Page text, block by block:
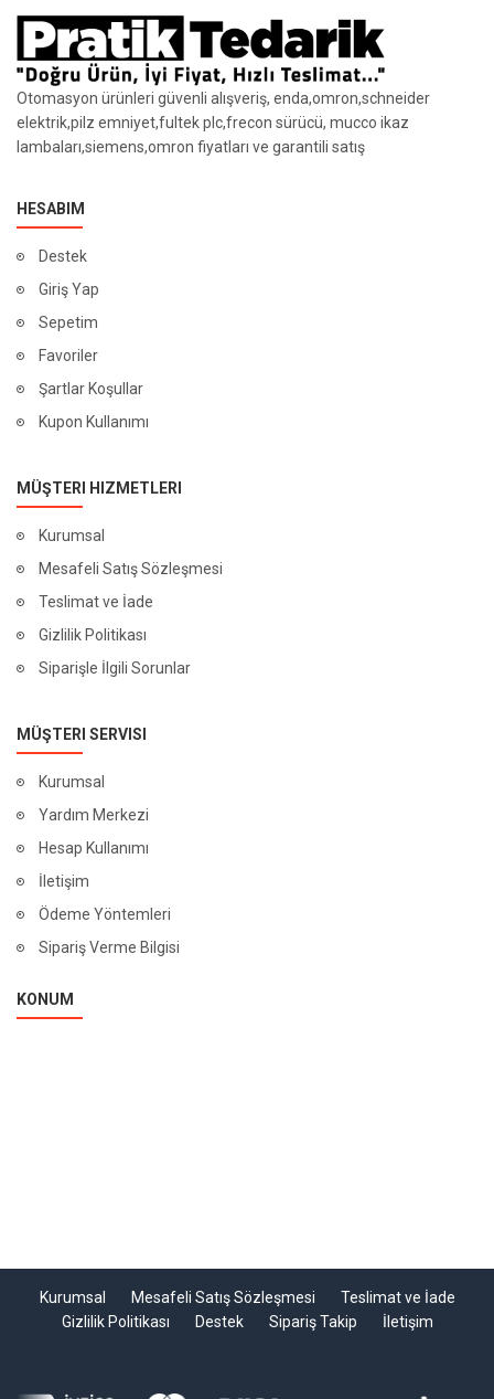
Otomasyon ürünleri güvenli alışveriş, enda,omron,schneider
elektrik,pilz emniyet,fultek plc,frecon sürücü, mucco ikaz
lambaları,siemens,omron fiyatları ve garantili satış
HESABIM
Destek
Giriş Yap
Sepetim
Favoriler
Şartlar Koşullar
Kupon Kullanımı
MÜŞTERI HIZMETLERI
Kurumsal
Mesafeli Satış Sözleşmesi
Teslimat ve İade
Gizlilik Politikası
Siparişle İlgili Sorunlar
MÜŞTERI SERVISI
Kurumsal
Yardım Merkezi
Hesap Kullanımı
İletişim
Ödeme Yöntemleri
Sipariş Verme Bilgisi
KONUM
Kurumsal Mesafeli Satış Sözleşmesi
Teslimat ve İade
Gizlilik Politikası
Destek Sipariş Takip İletişim